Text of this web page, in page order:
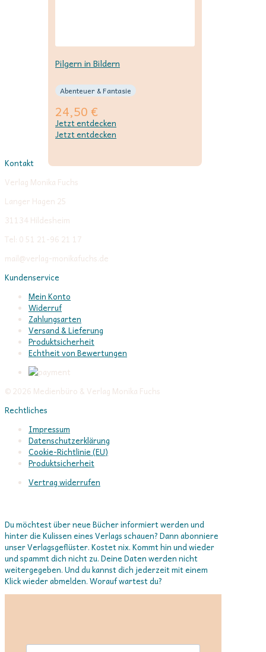
Pilgern in Bildern
Abenteuer & Fantasie
24,50€
Jetzt entdecken
Jetzt entdecken
Kontakt
Verlag Monika Fuchs
Langer Hagen 25
31134 Hildesheim
Tel: 0 51 21-96 21 17
mail@verlag-monikafuchs.de
Kundenservice
Mein Konto
Widerruf
Zahlungsarten
Versand & Lieferung
Produktsicherheit
Echtheit von Bewertungen
© 2026 Medienbüro & Verlag Monika Fuchs
Rechtliches
Impressum
Datenschutzerklärung
Cookie-Richtlinie (EU)
Produktsicherheit
Vertrag widerrufen
Du möchtest über neue Bücher informiert werden und
hinter die Kulissen eines Verlags schauen? Dann abonniere
unser Verlagsgeflüster. Kostet nix. Kommt hin und wieder
und spammt dich nicht zu. Deine Daten werden nicht
weitergegeben. Und du kannst dich jederzeit mit einem
Klick wieder abmelden. Worauf wartest du?